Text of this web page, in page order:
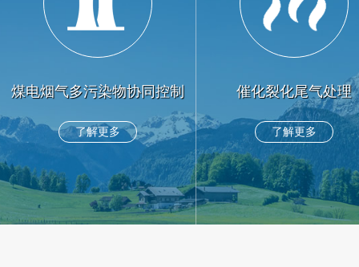
煤电烟气多污染物协同控制
了解更多
催化裂化尾气处理
了解更多